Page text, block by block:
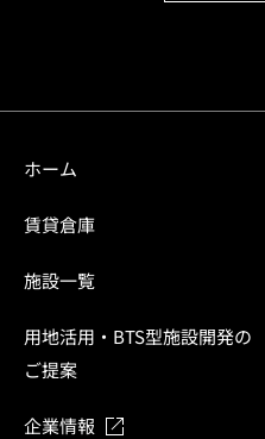
ホーム
賃貸倉庫
施設一覧
用地活用・BTS型施設開発の
ご提案
企業情報